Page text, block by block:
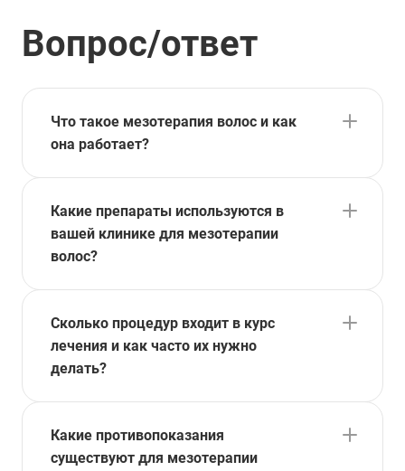
0446
от 156 000 ₽
Вопрос/ответ
Что такое мезотерапия волос и как
она работает?
Какие препараты используются в
вашей клинике для мезотерапии
волос?
Сколько процедур входит в курс
лечения и как часто их нужно
делать?
Какие противопоказания
существуют для мезотерапии